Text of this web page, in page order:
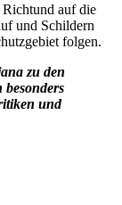
auf die
und Schildern
folgen.
zu den
und